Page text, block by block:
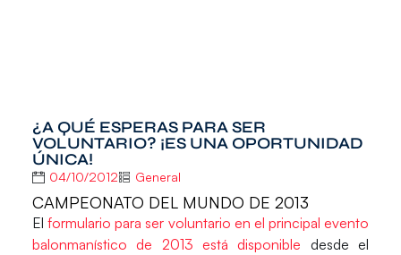
¿A QUÉ ESPERAS PARA SER
VOLUNTARIO? ¡ES UNA OPORTUNIDAD
ÚNICA!
04/10/2012 General
CAMPEONATO DEL MUNDO DE 2013
El formulario para ser voluntario en el principal evento
balonmanístico de 2013 está disponible desde el